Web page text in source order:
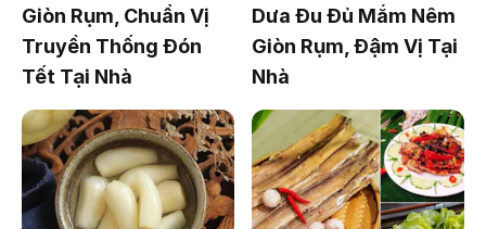
Giòn Rụm, Chuẩn Vị
Truyền Thống Đón
Tết Tại Nhà
Dưa Đu Đủ Mắm Nêm
Giòn Rụm, Đậm Vị Tại
Nhà